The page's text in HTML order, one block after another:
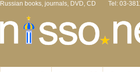
Russian books, journals, DVD, CD Tel: 03-